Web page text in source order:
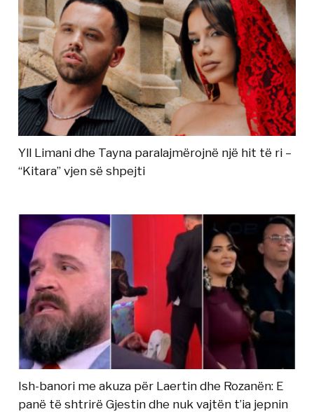
Yll Limani dhe Tayna paralajmërojnë një hit të ri –
“Kitara” vjen së shpejti
Ish-banori me akuza për Laertin dhe Rozanën: E
panë të shtrirë Gjestin dhe nuk vajtën t’ia jepnin